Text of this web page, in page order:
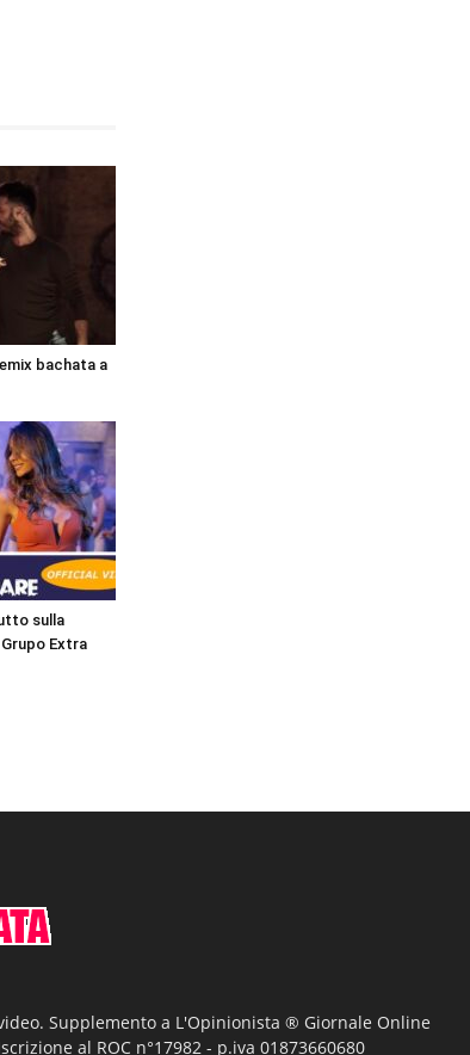
bachata a
sulla
Extra
Supplemento a L'Opinionista ® Giornale Online
al ROC n°17982 - p.iva 01873660680